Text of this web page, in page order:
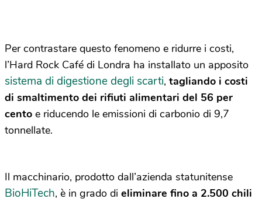
Per contrastare questo fenomeno e ridurre i costi,
l’Hard Rock Café di Londra ha installato un apposito
sistema di digestione degli scarti, tagliando i costi
di smaltimento dei rifiuti alimentari del 56 per
cento e riducendo le emissioni di carbonio di 9,7
tonnellate.
Il macchinario, prodotto dall’azienda statunitense
BioHiTech, è in grado di eliminare fino a 2.500 chili